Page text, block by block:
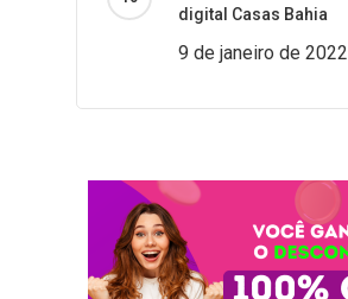
digital Casas Bahia
9 de janeiro de 2022